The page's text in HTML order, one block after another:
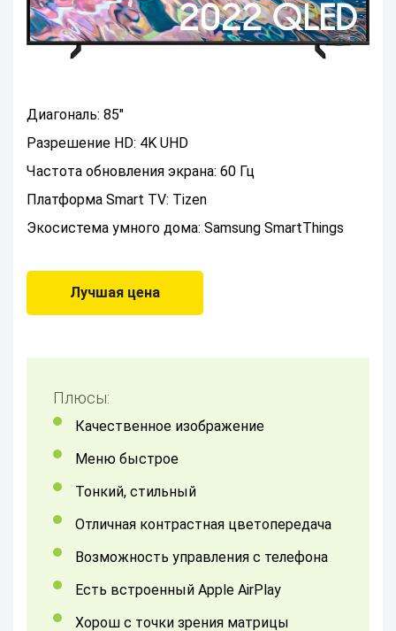
Диагональ: 85"
Разрешение HD: 4K UHD
Частота обновления экрана: 60 Гц
Платформа Smart TV: Tizen
Экосистема умного дома: Samsung SmartThings
Лучшая цена
Плюсы:
качественное изображение
меню быстрое
Тонкий, стильный
отличная контрастная цветопередача
возможность управления с телефона
Есть встроенный Apple AirPlay
хорош с точки зрения матрицы